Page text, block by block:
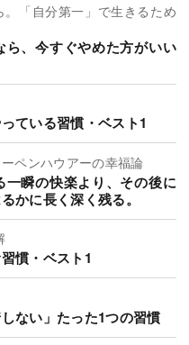
「自分第一」で生きるため
ら、今すぐやめた方がいい
ている習慣・ベスト1
ペンハウアーの幸福論
瞬の快楽より、その後に
かに長く深く残る。
慣・ベスト1
ない」たった1つの習慣